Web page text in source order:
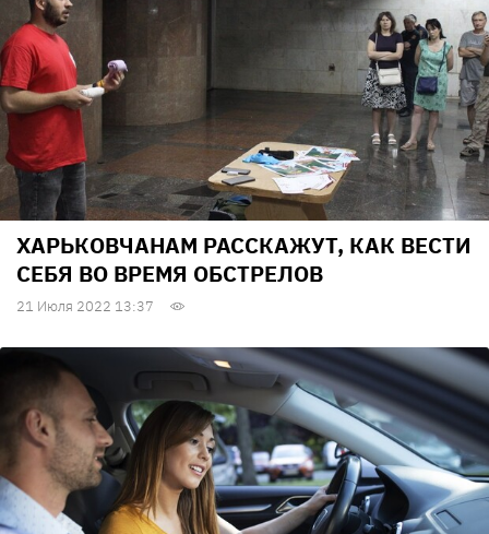
ХАРЬКОВЧАНАМ РАССКАЖУТ, КАК ВЕСТИ
СЕБЯ ВО ВРЕМЯ ОБСТРЕЛОВ
21 Июля 2022 13:37